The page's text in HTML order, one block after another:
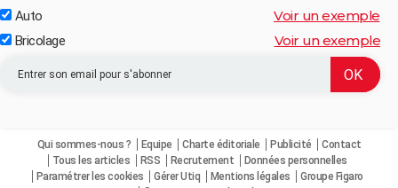
Auto Voir un exemple
Bricolage Voir un exemple
Qui sommes-nous ? Equipe Charte éditoriale Publicité
Contact
Tous les articles
RSS Recrutement
Données personnelles
Paramétrer les cookies
Gérer Utiq Mentions légales
Groupe Figaro